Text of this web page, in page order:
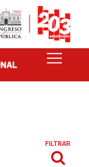
FILTRAR